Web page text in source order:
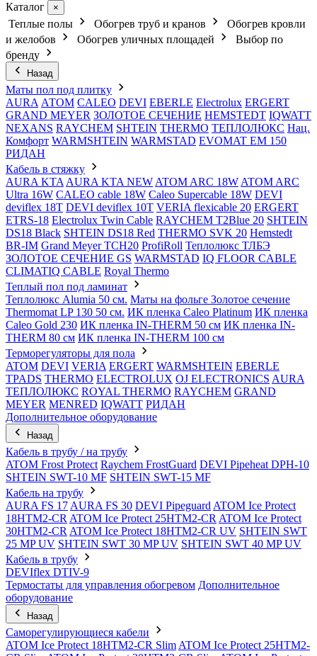
Каталог
×
Теплые полы Обогрев труб и кранов
Обогрев кровли
и желобов
Обогрев уличных площадей
Выбор по
бренду
Назад
Маты пол под плитку
AURA АТОМ CALEO DEVI EBERLE Electrolux ERGERT
GRAND MEYER ЗОЛОТОЕ СЕЧЕНИЕ HEMSTEDT IQWATT
NEXANS RAYCHEM SHTEIN THERMO ТЕПЛОЛЮКС Нац.
Комфорт WARMSHTEIN WARMSTAD EVOMAT EM 150
РИДАН
Кабель в стяжку
AURA KTA AURA KTA NEW ATOM ARC 18W ATOM ARC
Ultra 16W CALEO cable 18W Caleo Supercable 18W DEVI
deviflex 18T DEVI deviflex 10T VERIA flexicable 20 ERGERT
ETRS-18 Electrolux Twin Cable RAYCHEM T2Blue 20 SHTEIN
DS18 Black SHTEIN DS18 Red THERMO SVK 20 Hemstedt
BR-IM Grand Meyer TCH20 ProfiRoll Теплолюкс ТЛБЭ
ЗОЛОТОЕ СЕЧЕНИЕ GS WARMSTAD IQ FLOOR CABLE
CLIMATIQ CABLE Royal Thermo
Теплый пол под ламинат
Теплолюкс Alumia 50 см. Маты на фольге Золотое сечение
Thermomat LP 130 50 cм. ИК пленка Caleo Platinum ИК пленка
Caleo Gold 230 ИК пленка IN-THERM 50 см ИК пленка IN-
THERM 80 см ИК пленка IN-THERM 100 см
Терморегуляторы для пола
ATOM DEVI VERIA ERGERT WARMSHTEIN EBERLE
TPADS THERMO ELECTROLUX OJ ELECTRONICS AURA
ТЕПЛОЛЮКС ROYAL THERMO RAYCHEM GRAND
MEYER MENRED IQWATT РИДАН
Дополнительное оборудование
Назад
Кабель в трубу / на трубу
ATOM Frost Protect Raychem FrostGuard DEVI Pipeheat DPH-10
SHTEIN SWT-10 MF SHTEIN SWT-15 MF
Кабель на трубу
AURA FS 17 AURA FS 30 DEVI Pipeguard ATOM Ice Protect
18HTM2-CR ATOM Ice Protect 25HTM2-CR ATOM Ice Protect
30HTM2-CR ATOM Ice Protect 18HTM2-CR UV SHTEIN SWT
25 MP UV SHTEIN SWT 30 MP UV SHTEIN SWT 40 MP UV
Кабель в трубу
DEVIflex DTIV-9
Термостаты для управления обогревом Дополнительное
оборудование
Назад
Саморегулирующиеся кабели
ATOM Ice Protect 18HTM2-CR Slim ATOM Ice Protect 25HTM2-